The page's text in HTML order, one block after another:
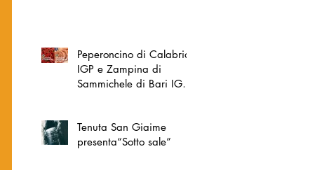
Peperoncino di Calabria
IGP e Zampina di
Sammichele di Bari IGP
Tenuta San Giaime
presenta“Sotto sale”